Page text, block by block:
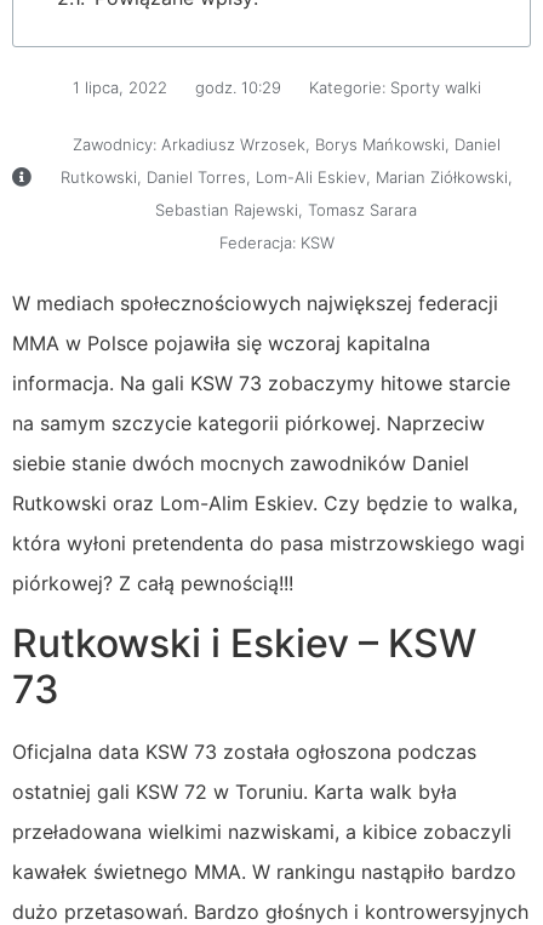
1 lipca, 2022 godz. 10:29 Kategorie: Sporty walki
Zawodnicy: Arkadiusz Wrzosek Borys Mańkowski
Daniel
Rutkowski
Daniel Torres Lom-Ali Eskiev, Marian Ziółkowski
Sebastian Rajewski Tomasz Sarara
Federacja: KSW
W mediach społecznościowych największej federacji
MMA w Polsce pojawiła się wczoraj kapitalna
informacja. Na gali KSW 73 zobaczymy hitowe starcie
na samym szczycie kategorii piórkowej. Naprzeciw
siebie stanie dwóch mocnych zawodników Daniel
Rutkowski oraz Lom-Alim Eskiev. Czy będzie to walka,
która wyłoni pretendenta do pasa mistrzowskiego wagi
piórkowej? Z całą pewnością!!!
Rutkowski i Eskiev – KSW
73
Oficjalna data KSW 73 została ogłoszona podczas
ostatniej gali KSW 72 w Toruniu. Karta walk była
przeładowana wielkimi nazwiskami, a kibice zobaczyli
kawałek świetnego MMA. W rankingu nastąpiło bardzo
dużo przetasowań. Bardzo głośnych i kontrowersyjnych